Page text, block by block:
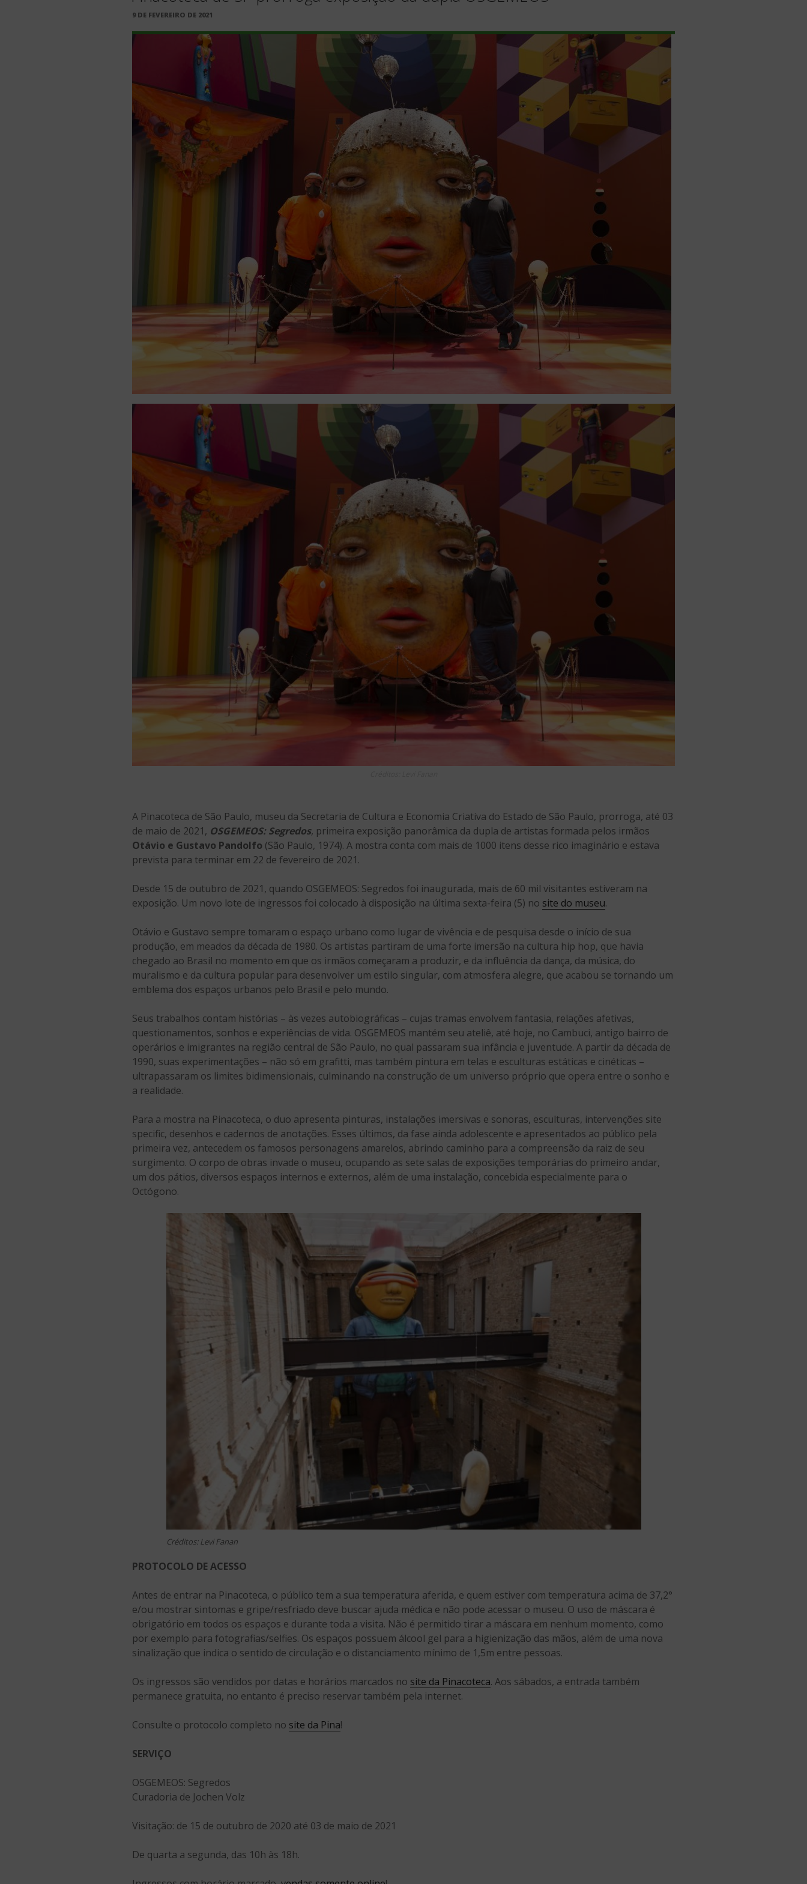
PUBLICADO
9 DE FEVEREIRO DE 2021
A Pinacoteca de São Paulo, museu da Secretaria de Cultura e Economia Criativa do Estado de São Paulo, prorroga, até 03
de maio de 2021, OSGEMEOS: Segredos, primeira exposição panorâmica da dupla de artistas formada pelos irmãos
Otávio e Gustavo Pandolfo (São Paulo, 1974). A mostra conta com mais de 1000 itens desse rico imaginário e estava
prevista para terminar em 22 de fevereiro de 2021.
Desde 15 de outubro de 2021, quando OSGEMEOS: Segredos foi inaugurada, mais de 60 mil visitantes estiveram na
exposição. Um novo lote de ingressos foi colocado à disposição na última sexta-feira (5) no site do museu.
Otávio e Gustavo sempre tomaram o espaço urbano como lugar de vivência e de pesquisa desde o início de sua
produção, em meados da década de 1980. Os artistas partiram de uma forte imersão na cultura hip hop, que havia
chegado ao Brasil no momento em que os irmãos começaram a produzir, e da influência da dança, da música, do
muralismo e da cultura popular para desenvolver um estilo singular, com atmosfera alegre, que acabou se tornando um
emblema dos espaços urbanos pelo Brasil e pelo mundo.
Seus trabalhos contam histórias – às vezes autobiográficas – cujas tramas envolvem fantasia, relações afetivas,
questionamentos, sonhos e experiências de vida. OSGEMEOS mantém seu ateliê, até hoje, no Cambuci, antigo bairro de
operários e imigrantes na região central de São Paulo, no qual passaram sua infância e juventude. A partir da década de
1990, suas experimentações – não só em grafitti, mas também pintura em telas e esculturas estáticas e cinéticas –
ultrapassaram os limites bidimensionais, culminando na construção de um universo próprio que opera entre o sonho e
a realidade.
Para a mostra na Pinacoteca, o duo apresenta pinturas, instalações imersivas e sonoras, esculturas, intervenções site
specific, desenhos e cadernos de anotações. Esses últimos, da fase ainda adolescente e apresentados ao público pela
primeira vez, antecedem os famosos personagens amarelos, abrindo caminho para a compreensão da raiz de seu
surgimento. O corpo de obras invade o museu, ocupando as sete salas de exposições temporárias do primeiro andar,
um dos pátios, diversos espaços internos e externos, além de uma instalação, concebida especialmente para o
Octógono.
Créditos: Levi Fanan
PROTOCOLO DE ACESSO
Antes de entrar na Pinacoteca, o público tem a sua temperatura aferida, e quem estiver com temperatura acima de 37,2°
e/ou mostrar sintomas e gripe/resfriado deve buscar ajuda médica e não pode acessar o museu. O uso de máscara é
obrigatório em todos os espaços e durante toda a visita. Não é permitido tirar a máscara em nenhum momento, como
por exemplo para fotografias/selfies. Os espaços possuem álcool gel para a higienização das mãos, além de uma nova
sinalização que indica o sentido de circulação e o distanciamento mínimo de 1,5m entre pessoas.
Os ingressos são vendidos por datas e horários marcados no site da Pinacoteca. Aos sábados, a entrada também
permanece gratuita, no entanto é preciso reservar também pela internet.
Consulte o protocolo completo no site da Pina!
SERVIÇO
OSGEMEOS: Segredos
Curadoria de Jochen Volz
Visitação: de 15 de outubro de 2020 até 03 de maio de 2021
De quarta a segunda, das 10h às 18h.